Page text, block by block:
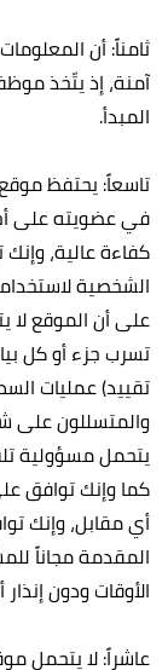
ثامناً: أن
آمنة، إذ يتّخذ
المبدأ.‏
في عضويته على
كفاءة عالية،
الشخصية
على أن الموقع لا
تسرب جزء أو كل
تقييد) عمليات
والمتسللون على
يتحمل مسؤولية
كما وإنك توافق
أي مقابل، وإنك
المقدمة مجاناً
الأوقات ودون